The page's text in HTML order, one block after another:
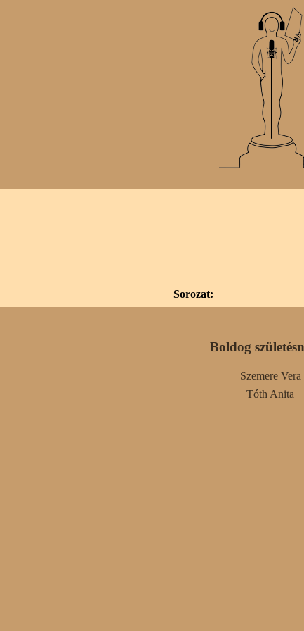
Sorozat:
Boldog
Szemere Vera
Tóth Anita